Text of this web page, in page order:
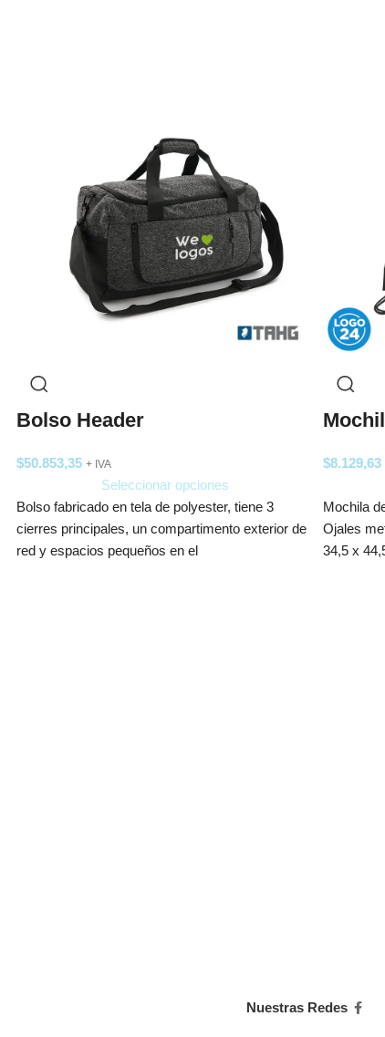
Bolso Header
$50.853,35 + IVA
Seleccionar opciones
Bolso fabricado en tela de polyester, tiene 3
cierres principales, un compartimento exterior de
red y espacios pequeños en el
$8.129,63
Mochila
Ojales
34,5 x
Nuestras Redes